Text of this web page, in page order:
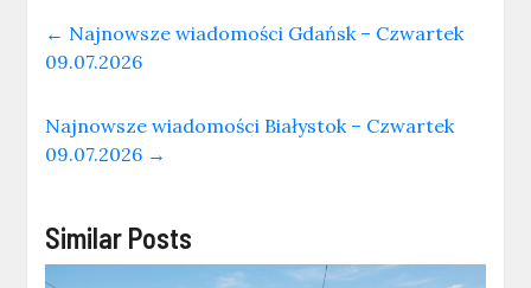
← Najnowsze wiadomości Gdańsk – Czwartek
09.07.2026
Najnowsze wiadomości Białystok – Czwartek
09.07.2026 →
Similar Posts